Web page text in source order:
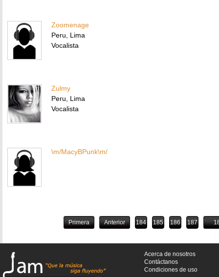
Zoomenage
Peru, Lima
Vocalista
Zulmy
Peru, Lima
Vocalista
\m/MacyBPunk\m/
Primera Anterior 184 185 186 187
Acerca de nosotros
Contáctanos
Condiciones de uso